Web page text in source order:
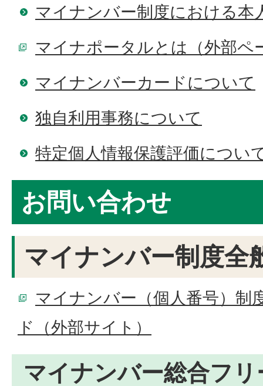
マイナンバー制度における本
マイナポータルとは（外部ペ
マイナンバーカードについて
独自利用事務について
特定個人情報保護評価につい
お問い合わせ
マイナンバー制度全
マイナンバー（個人番号）制
ド（外部サイト）
マイナンバー総合フ